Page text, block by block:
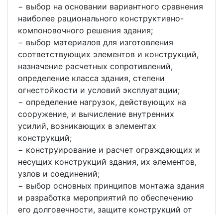
− выбор на основании вариантного сравнения
наиболее рационального конструктивно-
компоновочного решения здания;
− выбор материалов для изготовления
соответствующих элементов и конструкций,
назначение расчетных сопротивлений,
определение класса здания, степени
огнестойкости и условий эксплуатации;
− определение нагрузок, действующих на
сооружение, и вычисление внутренних
усилий, возникающих в элементах
конструкций;
− конструирование и расчет ограждающих и
несущих конструкций здания, их элементов,
узлов и соединений;
− выбор основных принципов монтажа здания
и разработка мероприятий по обеспечению
его долговечности, защите конструкций от